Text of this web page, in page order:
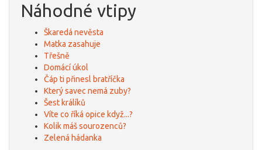
Náhodné vtipy
Škaredá nevěsta
Matka zasahuje
Třešně
Domácí úkol
Čáp ti přinesl bratříčka
Který savec nemá zuby?
Šest králíků
Víte co říká opice když...?
Kolik máš sourozenců?
Zelená hádanka